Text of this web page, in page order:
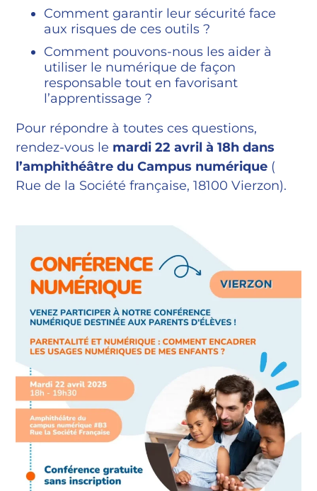
Comment garantir leur sécurité face
aux risques de ces outils ?
Comment pouvons-nous les aider à
utiliser le numérique de façon
responsable tout en favorisant
l’apprentissage ?
Pour répondre à toutes ces questions,
rendez-vous le mardi 22 avril à 18h dans
l’amphithéâtre du Campus numérique (
Rue de la Société française, 18100 Vierzon).